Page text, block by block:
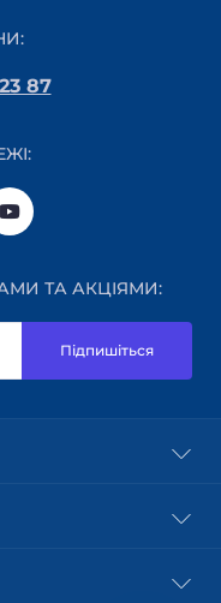
87
ТА АКЦІЯМИ:
Підпишіться